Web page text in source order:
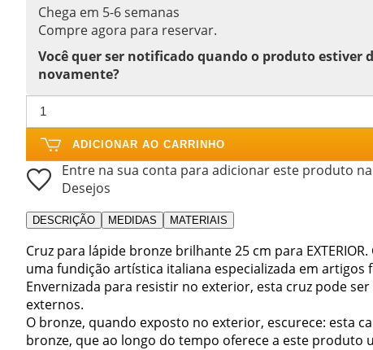
Chega em 5-6 semanas
Compre agora para reservar.
Você quer ser notificado quando o produto estiver
novamente?
ADICIONAR AO CARRINHO
Entre na sua conta para adicionar este produto
Desejos
DESCRIÇÃO MEDIDAS MATERIAIS
Cruz para lápide bronze brilhante 25 cm para
uma fundição artística italiana especializada em
Envernizada para resistir no exterior, esta cruz pode
externos.
O bronze, quando exposto no exterior, escurece: esta
bronze, que ao longo do tempo oferece a este produto